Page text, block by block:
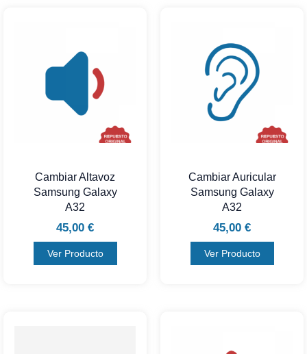
Cambiar Altavoz
Samsung Galaxy
A32
45,00 €
Ver Producto
Cambiar Auricular
Samsung Galaxy
A32
45,00 €
Ver Producto